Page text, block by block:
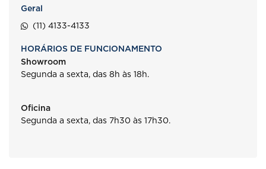
Geral
(11) 4133-4133
HORÁRIOS DE FUNCIONAMENTO
Showroom
Segunda a sexta, das 8h às 18h.
Oficina
Segunda a sexta, das 7h30 às 17h30.